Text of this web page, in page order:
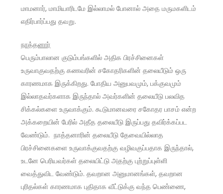
மாமனார், மாமியாரிடமே இல்லாமல் போனால் அதை மருமகளிடம்
எதிர்பார்ப்பது தவறு.
நாத்தனார்
பெரும்பாலான குடும்பங்களில் அதிக பிரச்சினைகள்
உருவாகுவதற்கு கணவரின் சகோதரிகளின் தலையீடும் ஒரு
காரணமாக இருக்கிறது. போதிய அனுபவமும், பக்குவமும்
இல்லாதவர்களாக இருந்தால் அவர்களின் தலையீடு பலவித
சிக்கல்களை உருவாக்கும். கூடுமானவரை சகோதர பாசம் என்ற
அக்கறையின் பேரில் அதீத தலையீடு இருப்பது தவிர்க்கப்பட
வேண்டும். நாத்தனாரின் தலையீடு தேவையில்லாத
பிரச்சினைகளை உருவாக்குவதற்கு வழிவகுப்பதாக இருந்தால்,
உடனே பெரியவர்கள் தலையிட்டு அதற்கு புற்றுப்புள்ளி
வைத்துவிட வேண்டும். தவறான அனுமானங்கள், தவறான
புரிதல்கள் காரணமாக புதிதாக வீட்டுக்கு வந்த பெண்ணை,